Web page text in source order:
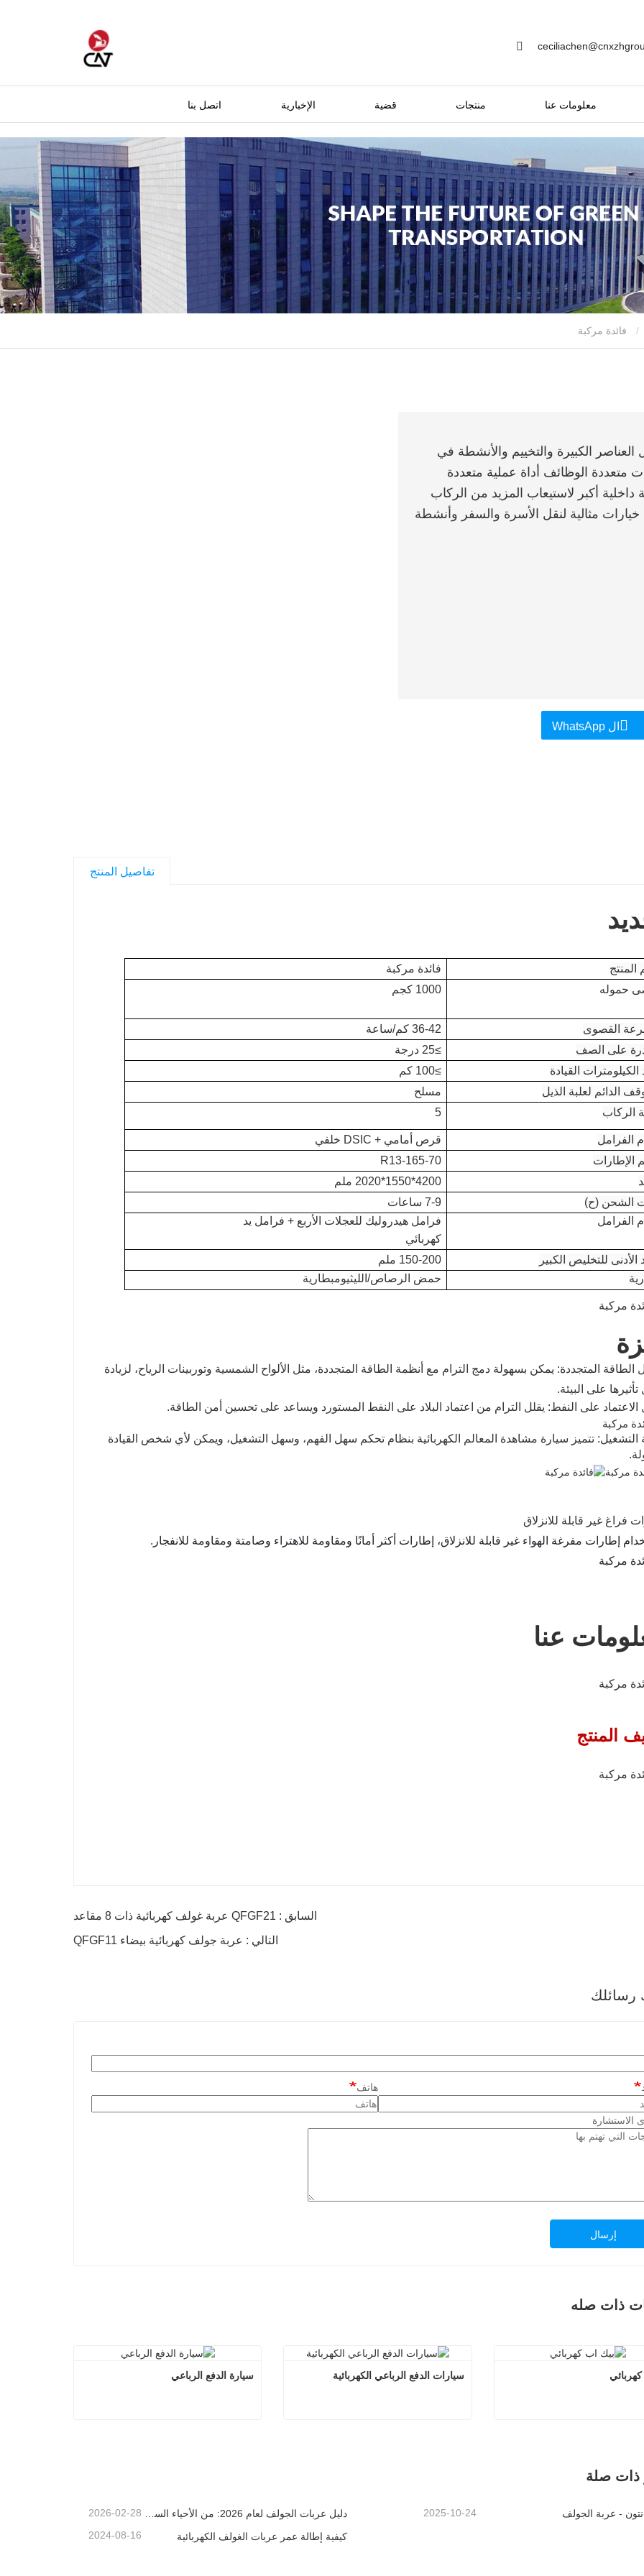
معلومات عنا منتجات قضية الإخبارية اتصل بنا
الكبيرة والتخييم والأنشطة في
متعددة الوظائف أداة عملية متعددة
أكبر لاستيعاب المزيد من الركاب
خيارات مثالية لنقل الأسرة والسفر وأنشطة
ال WhatsApp
تفاصيل المنتج
المنتج
فائدة مركبة
حموله
1000 كجم
القصوى
36-42 كم/ساعة
على الصف
≥25 درجة
الكيلومترات القيادة
≥100 كم
الدائم لعلبة الذيل
مسلح
الركاب
5
الفرامل
قرص أمامي + DSIC خلفي
الإطارات
165-70-R13
4200*1550*2020 ملم
الشحن (ح)
7-9 ساعات
الفرامل
فرامل هيدروليك للعجلات الأربع + فرامل يد
كهربائي
الأدنى للتخليص الكبير
150-200 ملم
حمض الرصاص/ الليثيومبطارية
الطاقة المتجددة: يمكن بسهولة دمج الترام مع أنظمة الطاقة المتجددة، مثل الألواح الشمسية وتوربينات الرياح، لزيادة
تأثيرها على البيئة.
الاعتماد على النفط: يقلل الترام من اعتماد البلاد على النفط المستورد ويساعد على تحسين أمن الطاقة.
التشغيل: تتميز سيارة مشاهدة المعالم الكهربائية بنظام تحكم سهل الفهم، وسهل التشغيل، ويمكن لأي شخص القيادة
فراغ غير قابلة للانزلاق
إطارات مفرغة الهواء غير قابلة للانزلاق، إطارات أكثر أمانًا ومقاومة للاهتراء وصامتة ومقاومة للانفجار.
عنا
المنتج
السابق : QFGF21 عربة غولف كهربائية ذات 8 مقاعد
التالي : عربة جولف كهربائية بيضاء QFGF11
رسائلك
هاتف
الاستشارة
إرسال
ذات صله
سيارة الدفع الرباعي سيارات الدفع الرباعي الكهربائية
ذات صلة
دليل عربات الجولف لعام 2026: من الأحياء السكنية إلى المنتجعات - كيف تختار المركبة متعددة الأغراض المناسبة؟ 2026-02-28 - عربة الجولف 2025-10-24
كيفية إطالة عمر عربات الغولف الكهربائية 2024-08-16